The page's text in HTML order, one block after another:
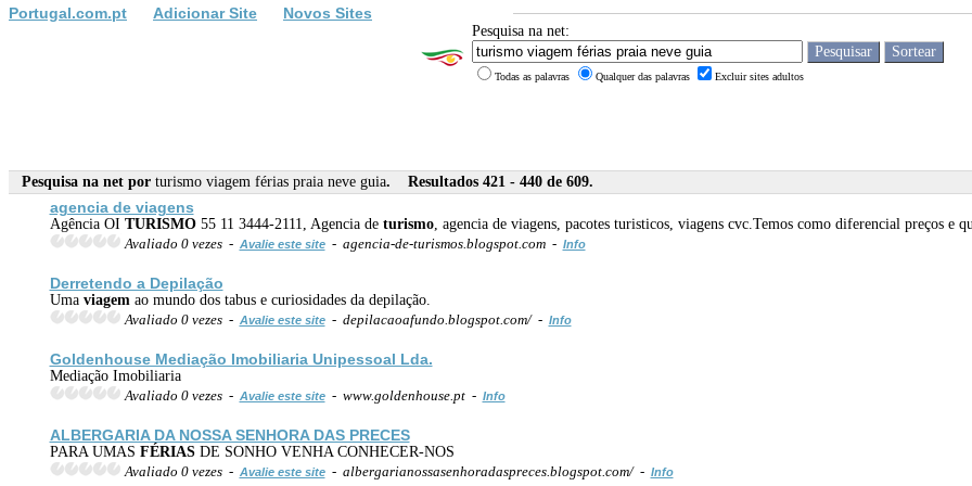
Portugal.com.pt Adicionar Site Novos Sites
Pesquisa na net:
Todas as palavras Qualquer das palavras Excluir sites adultos
Pesquisa na net por turismo viagem férias praia neve guia. Resultados 421 - 440 de 609.
agencia de viagens
Agência OI TURISMO55 11 3444-2111, Agencia de turismo, agencia de viagens, pacotes turisticos, viagens cvc.Temos como diferencial preços e
Avaliado 0 vezes - Avalie este site- agencia-de-turismos.blogspot.com - Info
Derretendo a Depilação
Uma viagem ao mundo dos tabus e curiosidades da depilação.
Avaliado 0 vezes - Avalie este site- depilacaoafundo.blogspot.com/ - Info
Goldenhouse Mediação Imobiliaria Unipessoal Lda.
Mediação Imobiliaria
Avaliado 0 vezes - Avalie este site- www.goldenhouse.pt - Info
ALBERGARIA DA NOSSA SENHORA DAS PRECES
PARA UMAS FÉRIASDE SONHO VENHA CONHECER-NOS
Avaliado 0 vezes - Avalie este site- albergarianossasenhoradaspreces.blogspot.com/ - Info